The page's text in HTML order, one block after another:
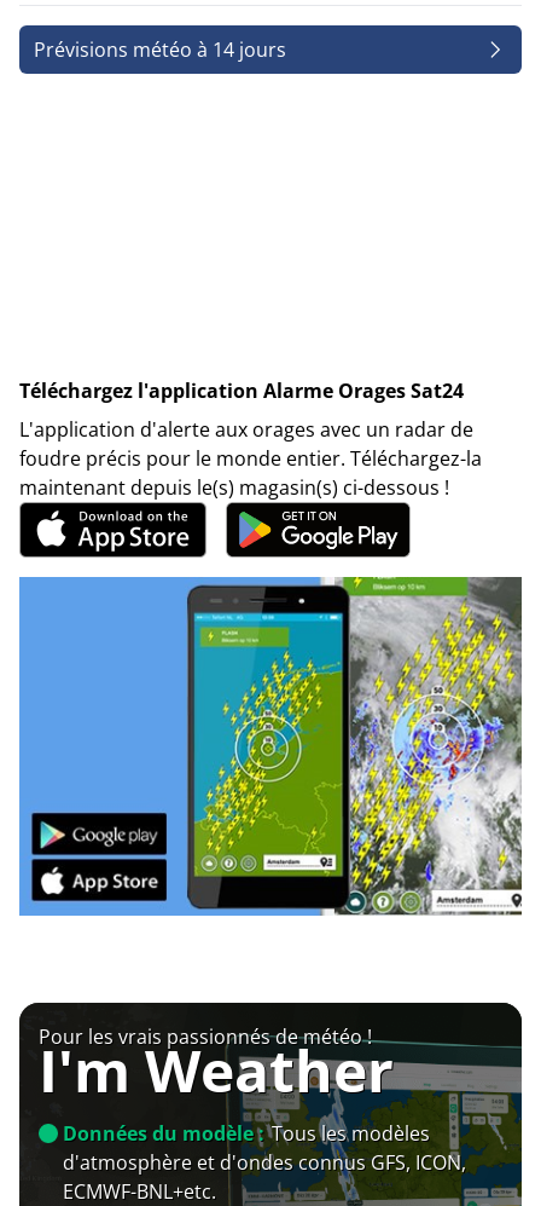
Prévisions météo à 14 jours
Téléchargez l'application Alarme Orages Sat24
L'application d'alerte aux orages avec un radar de
foudre précis pour le monde entier. Téléchargez-la
maintenant depuis le(s) magasin(s) ci-dessous !
Pour les vrais passionnés de météo !
I'm Weather
Données du modèle : Tous les modèles
d'atmosphère et d'ondes connus GFS, ICON,
ECMWF-BNL+etc.